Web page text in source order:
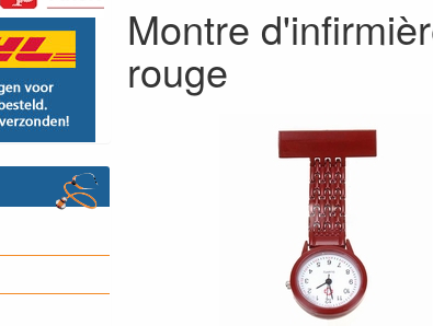
Montre
rouge